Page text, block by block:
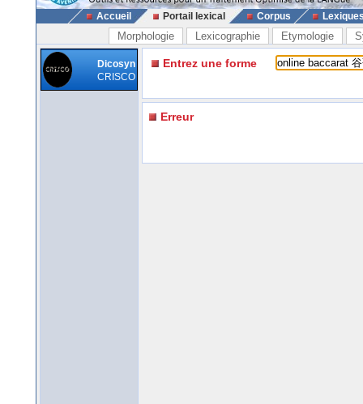
Accueil Portail lexical Corpus
Morphologie Lexicographie Etymologie
Dicosyn
CRISCO
Entrez une forme
Erreur